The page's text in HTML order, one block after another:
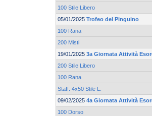
100 Stile Libero
05/01/2025 Trofeo del Pinguino
100 Rana
200 Misti
19/01/2025 3a Giornata Attività
200 Stile Libero
100 Rana
Staff. 4x50 Stile L.
09/02/2025 4a Giornata Attività
100 Dorso